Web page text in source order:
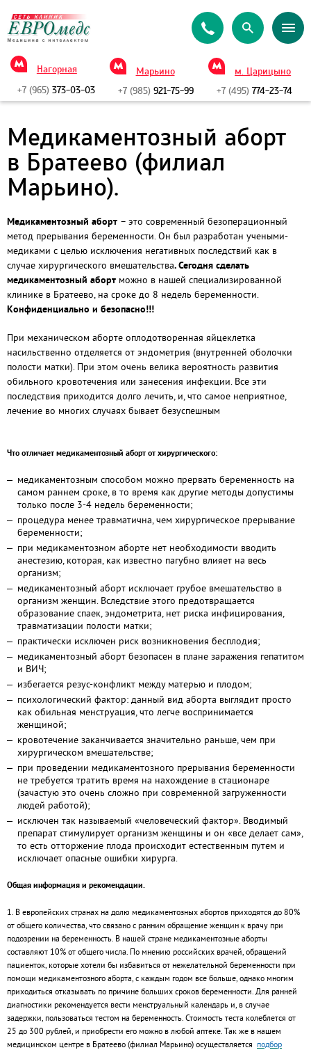
Нагорная
+7 (965) 373-03-03
Марьино
+7 (985)921-75-99
м. Царицыно
+7 (495) 774-23-74
Медикаментозный аборт
в Братеево (филиал
Марьино).
Медикаментозный аборт – это современный безоперационный
метод прерывания беременности. Он был разработан учеными-
медиками с целью исключения негативных последствий как в
случае хирургического вмешательства. Сегодня сделать
медикаментозный аборт можно в нашей специализированной
клинике в Братеево, на сроке до 8 недель беременности.
Конфиденциально и безопасно!!!
При механическом аборте оплодотворенная яйцеклетка
насильственно отделяется от эндометрия (внутренней оболочки
полости матки). При этом очень велика вероятность развития
обильного кровотечения или занесения инфекции. Все эти
последствия приходится долго лечить, и, что самое неприятное,
лечение во многих случаях бывает безуспешным
Что отличает медикаментозный аборт от хирургического:
медикаментозным способом можно прервать беременность на
самом раннем сроке, в то время как другие методы допустимы
только после 3-4 недель беременности;
процедура менее травматична, чем хирургическое прерывание
беременности;
при медикаментозном аборте нет необходимости вводить
анестезию, которая, как известно пагубно влияет на весь
организм;
медикаментозный аборт исключает грубое вмешательство в
организм женщин. Вследствие этого предотвращается
образование спаек, эндометрита, нет риска инфицирования,
травматизации полости матки;
практически исключен риск возникновения бесплодия;
медикаментозный аборт безопасен в плане заражения гепатитом
и ВИЧ;
избегается резус-конфликт между матерью и плодом;
психологический фактор: данный вид аборта выглядит просто
как обильная менструация, что легче воспринимается
женщиной;
кровотечение заканчивается значительно раньше, чем при
хирургическом вмешательстве;
при проведении медикаментозного прерывания беременности
не требуется тратить время на нахождение в стационаре
(зачастую это очень сложно при современной загруженности
людей работой);
исключен так называемый «человеческий фактор». Вводимый
препарат стимулирует организм женщины и он «все делает сам»,
то есть отторжение плода происходит естественным путем и
исключает опасные ошибки хирурга.
Общая информация и рекомендации.
1. В европейских странах на долю медикаментозных абортов приходятся до 80%
от общего количества, что связано с ранним обращение женщин к врачу при
подозрении на беременность. В нашей стране медикаментозные аборты
составляют 10% от общего числа. По мнению российских врачей, обращений
пациенток, которые хотели бы избавиться от нежелательной беременности при
помощи медикаментозного аборта, с каждым годом все больше, однако многим
приходиться отказывать по причине больших сроков беременности. Для ранней
диагностики рекомендуется вести менструальный календарь и, в случае
задержки, пользоваться тестом на беременность. Стоимость теста колеблется от
25 до 300 рублей, и приобрести его можно в любой аптеке. Так же в нашем
медицинском центре в Братеево (филиал Марьино) осуществляется подбор